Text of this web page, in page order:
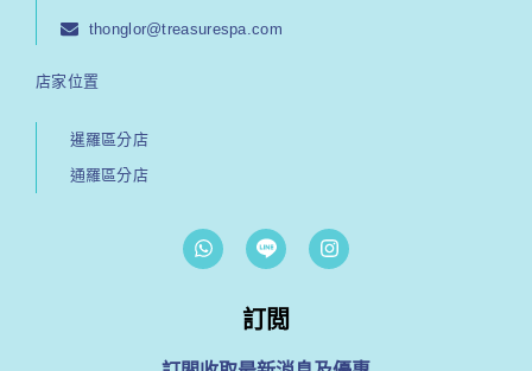
thonglor@treasurespa.com
店家位置
暹羅區分店
通羅區分店
W
h
a
p
I
n
s
r
訂閲